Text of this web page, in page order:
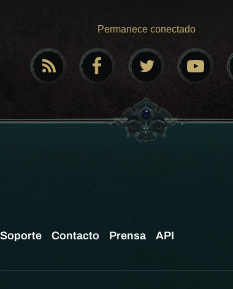
Permanece conectado